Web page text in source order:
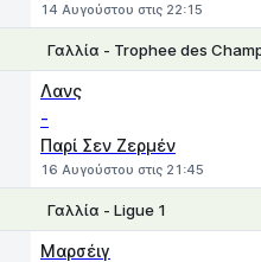
14 Αυγούστου στις 22:15
Γαλλία - Trophee des
Λανς
-
Παρί Σεν Ζερμέν
16 Αυγούστου στις 21:45
Γαλλία - Ligue 1
Μαρσέιγ